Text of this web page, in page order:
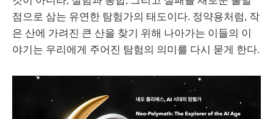
점으로 삼는 유연한 탐험가의 태도이다. 정약용처럼, 작
은 산에 가려진 큰 산을 찾기 위해 나아가는 이들의 이
야기는 우리에게 주어진 탐험의 의미를 다시 묻게 한다.